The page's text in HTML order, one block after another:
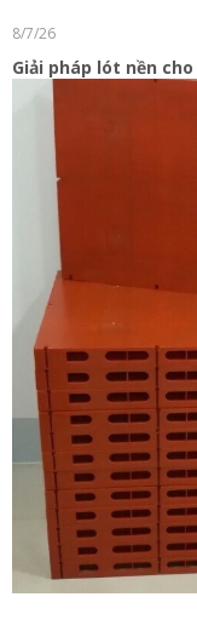
r
8/7/26
Giải pháp lót nền